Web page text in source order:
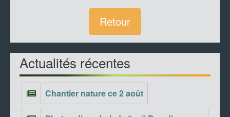
Retour
Actualités récentes
Chantier nature ce 2 août